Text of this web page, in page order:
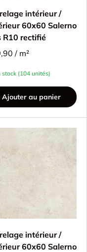
intérieur /
60x60 Salerno
R10 rectifié
/ m²
stock (104 unités)
Ajouter au panier
intérieur /
60x60 Salerno